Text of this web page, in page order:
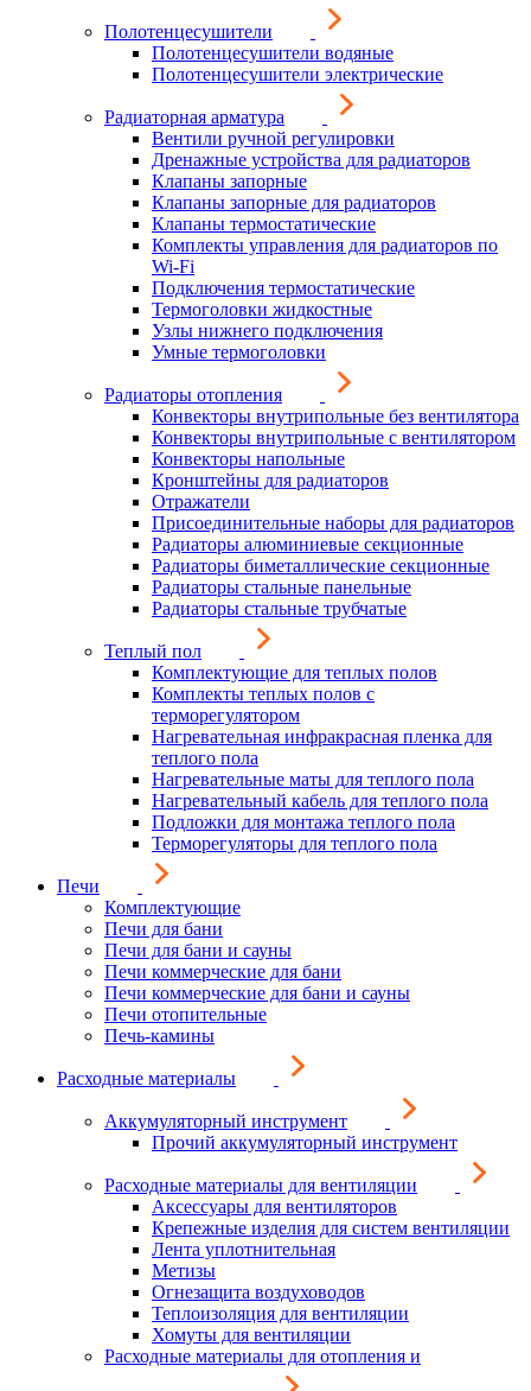
Полотенцесушители
Полотенцесушители водяные
Полотенцесушители электрические
Радиаторная арматура
Вентили ручной регулировки
Дренажные устройства для радиаторов
Клапаны запорные
Клапаны запорные для радиаторов
Клапаны термостатические
Комплекты управления для радиаторов по
Wi-Fi
Подключения термостатические
Термоголовки жидкостные
Узлы нижнего подключения
Умные термоголовки
Радиаторы отопления
Конвекторы внутрипольные без вентилятора
Конвекторы внутрипольные с вентилятором
Конвекторы напольные
Кронштейны для радиаторов
Отражатели
Присоединительные наборы для радиаторов
Радиаторы алюминиевые секционные
Радиаторы биметаллические секционные
Радиаторы стальные панельные
Радиаторы стальные трубчатые
Теплый пол
Комплектующие для теплых полов
Комплекты теплых полов с
терморегулятором
Нагревательная инфракрасная пленка для
теплого пола
Нагревательные маты для теплого пола
Нагревательный кабель для теплого пола
Подложки для монтажа теплого пола
Терморегуляторы для теплого пола
Печи
Комплектующие
Печи для бани
Печи для бани и сауны
Печи коммерческие для бани
Печи коммерческие для бани и сауны
Печи отопительные
Печь-камины
Расходные материалы
Аккумуляторный инструмент
Прочий аккумуляторный инструмент
Расходные материалы для вентиляции
Аксессуары для вентиляторов
Крепежные изделия для систем вентиляции
Лента уплотнительная
Метизы
Огнезащита воздуховодов
Теплоизоляция для вентиляции
Хомуты для вентиляции
Расходные материалы для отопления и